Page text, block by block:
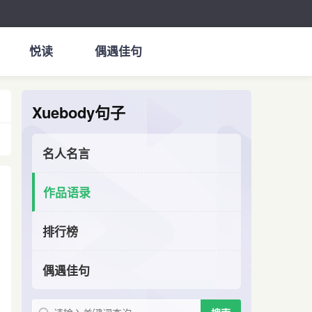
悦读 偶遇佳句
Xuebody句子
名人名言
作品语录
排行榜
偶遇佳句